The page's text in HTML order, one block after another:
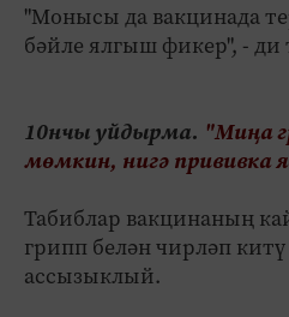
"Монысы да вакцинада
бәйле ялгыш фикер", - ди
10нчы уйдырма. "Миңа
мөмкин, нигә прививка
Табиблар вакцинаның
грипп белән чирләп
ассызыклый.